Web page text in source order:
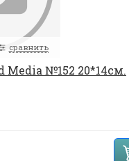
сравнить
Media №152 20*14см.